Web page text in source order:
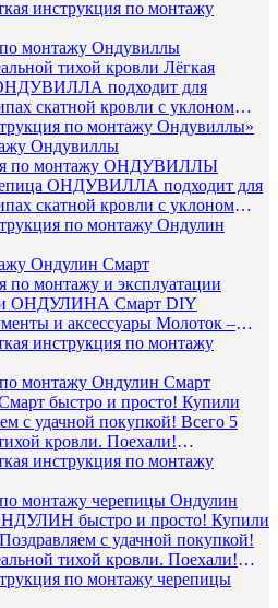
монтажу Ондувиллы
тихой кровли Лёгкая
подходит для
скатной кровли с уклоном
Ондувиллы
по монтажу ОНДУВИЛЛЫ
ОНДУВИЛЛА подходит для
скатной кровли с уклоном
Ондулин Смарт
по монтажу и эксплуатации
ОНДУЛИНА Смарт DIY
аксессуары Молоток –
...
монтажу Ондулин Смарт
быстро и просто! Купили
с удачной покупкой! Всего 5
кровли. Поехали!
не...
монтажу черепицы Ондулин
быстро и просто! Купили
с удачной покупкой!
тихой кровли. Поехали!